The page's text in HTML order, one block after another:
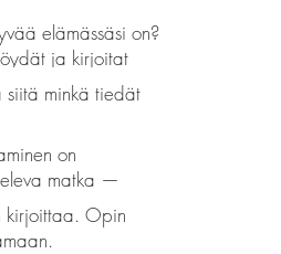
elämässäsi on?
ja kirjoitat
siitä minkä tiedät
on
matka —
reflektointia
kirjoittaa. Opin